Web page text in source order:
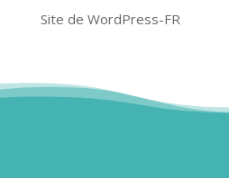
Site de WordPress-FR